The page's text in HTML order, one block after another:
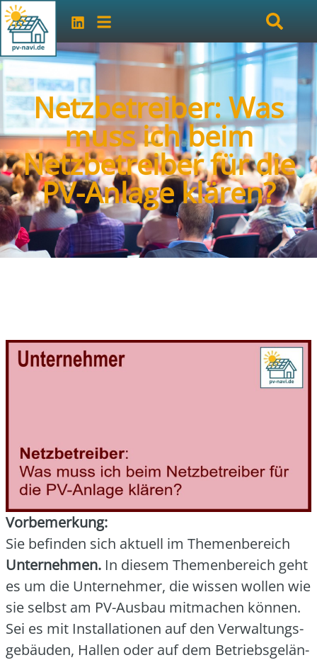
Netzbetreiber: Was
muss ich beim
Netzbetreiber für die
PV-Anlage klären?
Vor­be­mer­kung:
Sie befin­den sich aktu­ell im The­men­be­reich
Unter­neh­men. In die­sem The­men­be­reich geht
es um die Unter­neh­mer, die wis­sen wol­len wie
sie selbst am PV-Aus­bau mit­ma­chen kön­nen.
Sei es mit Instal­la­tio­nen auf den Ver­wal­tungs­
ge­bäu­den, Hal­len oder auf dem Betriebs­ge­län­